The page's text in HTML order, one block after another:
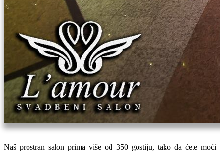
Naš prostran salon prima više od 350 gostiju, tako da ćete moći